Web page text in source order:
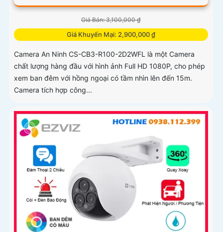
Giá Bán: 3,100,000 ₫
Giá Khuyến Mại: 2,900,000 ₫
Camera An Ninh CS-CB3-R100-2D2WFL là một Camera
chất lượng hàng đầu với hình ảnh Full HD 1080P, cho phép
xem ban đêm với hồng ngoại có tầm nhìn lên đến 15m.
Camera tích hợp công...